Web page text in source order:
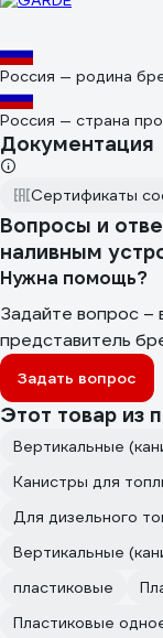
Россия — родина
Россия — страна
Документация
Вопросы и
наливным
Нужна помощь?
Задайте вопрос –
представитель
Задать вопрос
Этот товар из
Вертикальные
Канистры для
Для дизельного
Вертикальные
пластиковые
Пластиковые